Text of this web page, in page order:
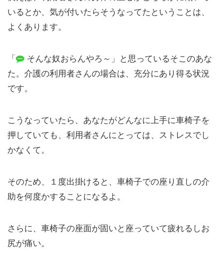
いるとか、気が付いたらそうなってたということは、
よくあります。
「
そんな奴おらんやろ～」と思っているそこのあな
た。介護の利用者さんの場合は、充分にあり得る状況
です。
こうなっていたら、あなたがどんなに上手に車椅子を
押していても、利用者さんにとっては、ストレスでし
かなくて。
そのため、１度出掛けると、車椅子での座り直しの介
助を何度かすることになるよ。
さらに、車椅子の座面が固いと座っていて疲れるしお
尻が痛い。